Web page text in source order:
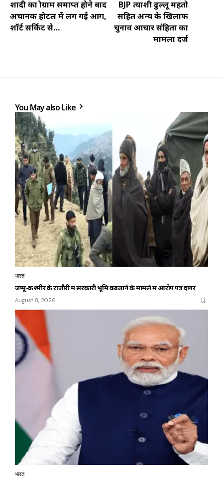
शादी का प्रोग्राम समाप्त होने बाद
अचानक होटल में लग गई आग,
शॉर्ट सर्किट से…
BJP प्रत्याशी ढुल्लू महतो
सहित अन्य के खिलाफ
चुनाव आचार संहिता का
मामला दर्ज
You May also Like
भारत
जम्मू-कश्मीर के राजौरी में सरकारी भूमि कब्जाने के मामले में आरोप पत्र दायर
August 8, 2026
भारत